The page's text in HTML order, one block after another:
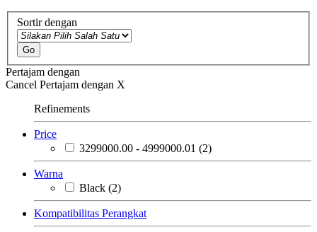
Sortir dengan
Go
Pertajam dengan
Cancel Pertajam dengan X
Refinements
Price
3299000.00 - 4999000.01 (2)
Warna
Black (2)
Kompatibilitas Perangkat